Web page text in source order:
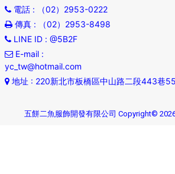
電話: （02）2953-0222
傳真: （02）2953-8498
LINE ID: @5B2F
E-mail:
yc_tw@hotmail.com
地址 : 220新北市板橋區中山路二段443巷
五餅二魚服飾開發有限公司 Copyright©